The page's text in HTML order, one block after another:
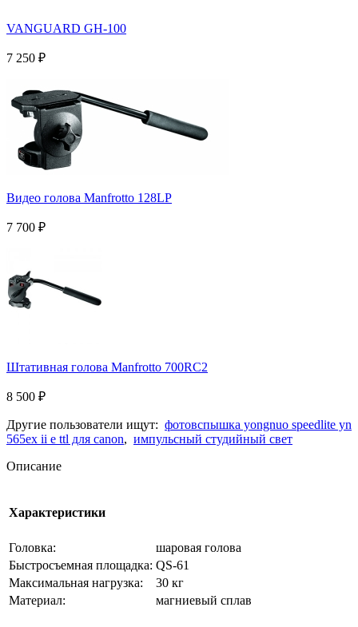
VANGUARD GH-100
7 250 ₽
Видео голова Manfrotto 128LP
7 700 ₽
Штативная голова Manfrotto 700RC2
8 500 ₽
Другие пользователи ищут: фотовспышка yongnuo speedlite yn
565ex ii e ttl для canon, импульсный студийный свет
Описание
Характеристики
Головка:
шаровая голова
Быстросъемная площадка: QS-61
Максимальная нагрузка:
30 кг
Материал:
магниевый сплав